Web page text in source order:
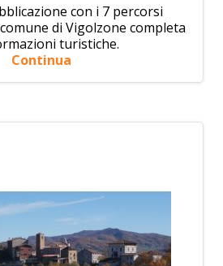
con i 7 percorsi
di Vigolzone completa
turistiche.
Continua